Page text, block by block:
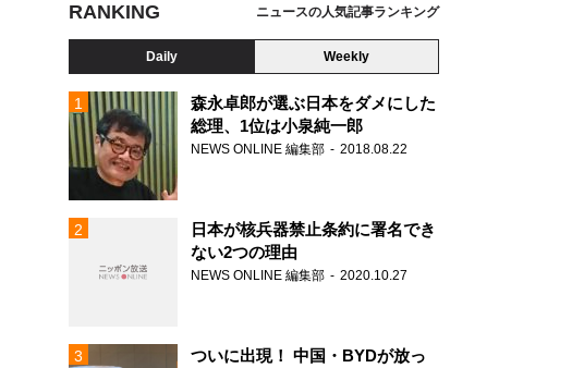
RANKING ニュースの人気記事ランキング
Daily Weekly
森永卓郎が選ぶ日本をダメにした
総理、1位は小泉純一郎
NEWS ONLINE 編集部 2018.08.22
日本が核兵器禁止条約に署名でき
ない2つの理由
NEWS ONLINE 編集部 2020.10.27
ついに出現！ 中国・BYDが放っ